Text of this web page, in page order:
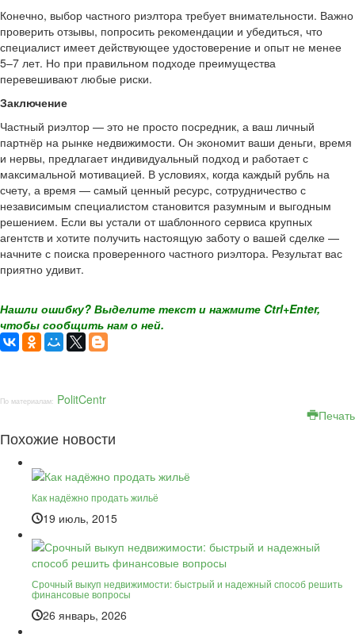
Конечно, выбор частного риэлтора требует внимательности. Важно
проверить отзывы, попросить рекомендации и убедиться, что
специалист имеет действующее удостоверение и опыт не менее
5–7 лет. Но при правильном подходе преимущества
перевешивают любые риски.
Заключение
Частный риэлтор — это не просто посредник, а ваш личный
партнёр на рынке недвижимости. Он экономит ваши деньги, время
и нервы, предлагает индивидуальный подход и работает с
максимальной мотивацией. В условиях, когда каждый рубль на
счету, а время — самый ценный ресурс, сотрудничество с
независимым специалистом становится разумным и выгодным
решением. Если вы устали от шаблонного сервиса крупных
агентств и хотите получить настоящую заботу о вашей сделке —
начните с поиска проверенного частного риэлтора. Результат вас
приятно удивит.
Нашли ошибку? Выделите текст и нажмите Ctrl+Enter,
чтобы сообщить нам о ней.
По материалам: PolitCentr
Печать
Похожие новости
Как надёжно продать жильё
19 июль, 2015
Срочный выкуп недвижимости: быстрый и надежный способ решить
финансовые вопросы
26 январь, 2026